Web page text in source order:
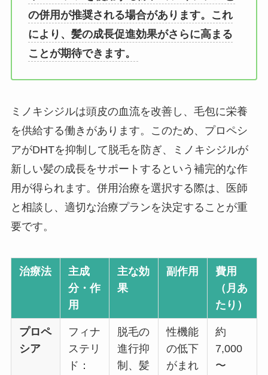
の併用が推奨される場合があります。これ
により、髪の成長促進効果がさらに高まる
ことが期待できます。
ミノキシジルは頭皮の血流を改善し、毛包に栄養
を供給する働きがあります。このため、プロペシ
アがDHTを抑制して脱毛を防ぎ、ミノキシジルが
新しい髪の成長をサポートするという補完的な作
用が得られます。併用治療を選択する際は、医師
と相談し、適切な治療プランを決定することが重
要です。
治療法
主成
分・作
用
主な効
果
副作用
費用
（月あ
たり）
プロペ
シア
フィナ
ステリ
ド：
脱毛の
進行抑
制、髪
性機能
の低下
がまれ
約
7,000
〜